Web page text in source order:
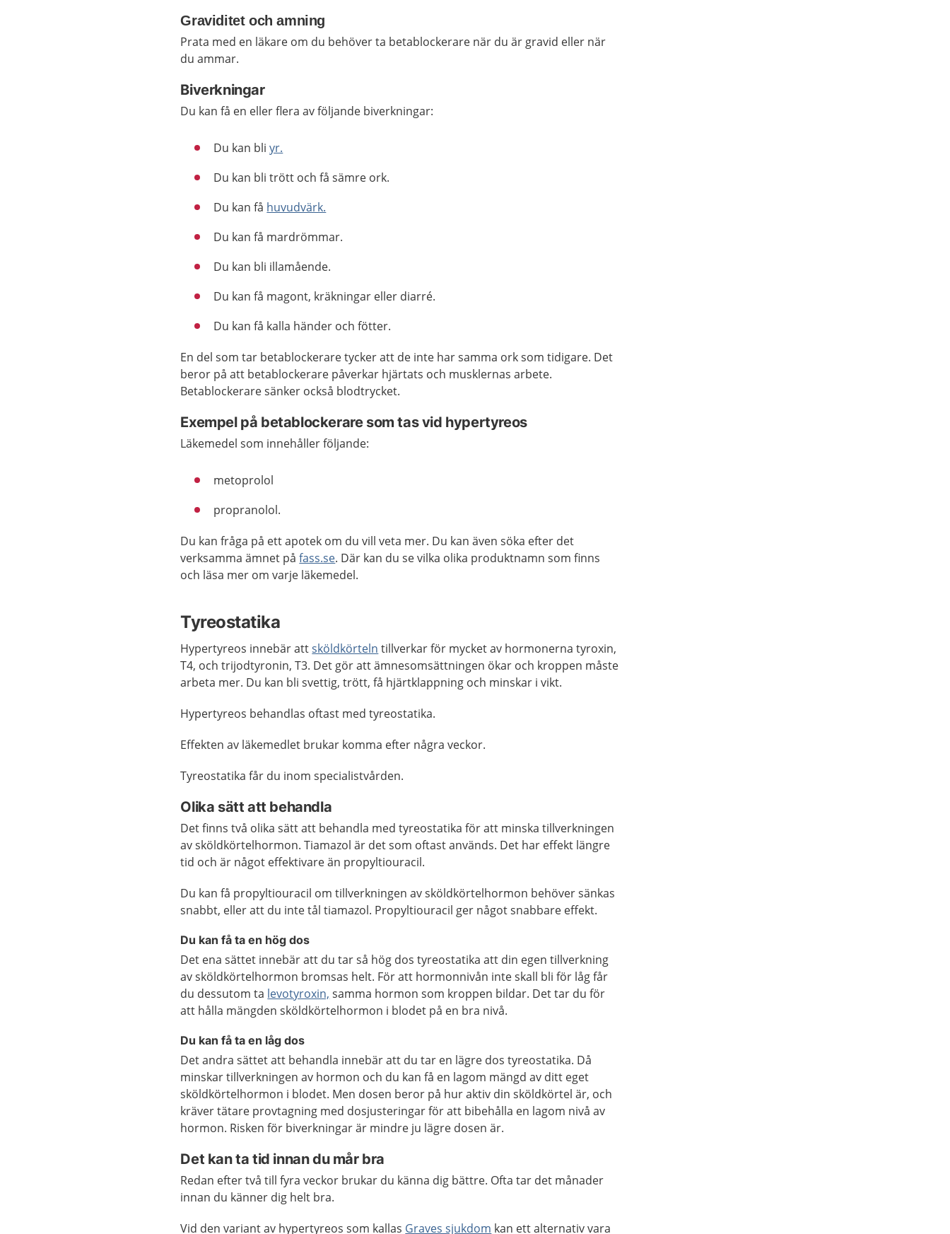
Graviditet och amning
Prata med en läkare om du behöver ta betablockerare när du är gravid eller när
du ammar.
Biverkningar
Du kan få en eller flera av följande biverkningar:
Du kan bliyr.
Du kan bli trött och få sämre ork.
Du kan få huvudvärk.
Du kan få mardrömmar.
Du kan bli illamående.
Du kan få magont, kräkningar eller diarré.
Du kan få kalla händer och fötter.
En del som tar betablockerare tycker att de inte har samma ork som tidigare. Det
beror på att betablockerare påverkar hjärtats och musklernas arbete.
Betablockerare sänker också blodtrycket.
Exempel på betablockerare som tas vid hypertyreos
Läkemedel som innehåller följande:
metoprolol
propranolol.
Du kan fråga på ett apotek om du vill veta mer. Du kan även söka efter det
verksamma ämnet påfass.se. Där kan du se vilka olika produktnamn som finns
och läsa mer om varje läkemedel.
Tyreostatika
Hypertyreos innebär attsköldkörteln tillverkar för mycket av hormonerna tyroxin,
T4, och trijodtyronin, T3. Det gör att ämnesomsättningen ökar och kroppen måste
arbeta mer. Du kan bli svettig, trött, få hjärtklappning och minskar i vikt.
Hypertyreos behandlas oftast med tyreostatika.
Effekten av läkemedlet brukar komma efter några veckor.
Tyreostatika får du inom specialistvården.
Olika sätt att behandla
Det finns två olika sätt att behandla med tyreostatika för att minska tillverkningen
av sköldkörtelhormon. Tiamazol är det som oftast används. Det har effekt längre
tid och är något effektivare än propyltiouracil.
Du kan få propyltiouracil om tillverkningen av sköldkörtelhormon behöver sänkas
snabbt, eller att du inte tål tiamazol. Propyltiouracil ger något snabbare effekt.
Du kan få ta en hög dos
Det ena sättet innebär att du tar så hög dos tyreostatika att din egen tillverkning
av sköldkörtelhormon bromsas helt. För att hormonnivån inte skall bli för låg får
du dessutom ta levotyroxin, samma hormon som kroppen bildar. Det tar du för
att hålla mängden sköldkörtelhormon i blodet på en bra nivå.
Du kan få ta en låg dos
Det andra sättet att behandla innebär att du tar en lägre dos tyreostatika. Då
minskar tillverkningen av hormon och du kan få en lagom mängd av ditt eget
sköldkörtelhormon i blodet. Men dosen beror på hur aktiv din sköldkörtel är, och
kräver tätare provtagning med dosjusteringar för att bibehålla en lagom nivå av
hormon. Risken för biverkningar är mindre ju lägre dosen är.
Det kan ta tid innan du mår bra
Redan efter två till fyra veckor brukar du känna dig bättre. Ofta tar det månader
innan du känner dig helt bra.
Vid den variant av hypertyreos som kallas Graves sjukdom kan ett alternativ vara